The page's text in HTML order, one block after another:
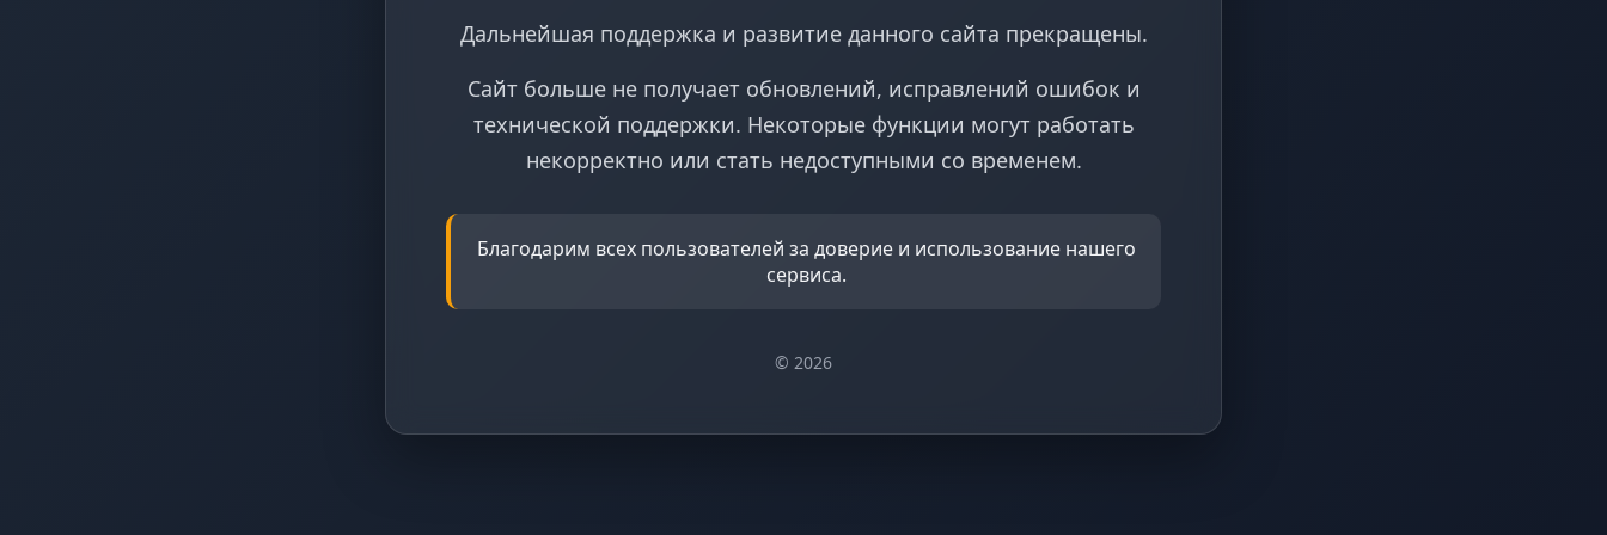
Дальнейшая поддержка и развитие данного сайта прекращены.
Сайт больше не получает обновлений, исправлений ошибок и
технической поддержки. Некоторые функции могут работать
некорректно или стать недоступными со временем.
Благодарим всех пользователей за доверие и использование нашего
сервиса.
© 2026